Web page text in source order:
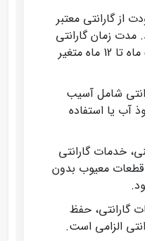
از گارانتی معتبر
مدت زمان گارانتی
بسته به نوع کالا بین 5 ماه تا 12 ماه متغیر
شامل آسیب‌
آب یا استفاده
خدمات گارانتی
معیوب بدون
گارانتی، حفظ
الزامی است.